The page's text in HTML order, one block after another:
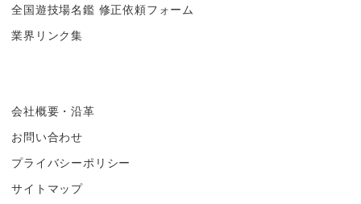
全国遊技場名鑑 修正依頼フォーム
業界リンク集
会社概要・沿革
お問い合わせ
プライバシーポリシー
サイトマップ